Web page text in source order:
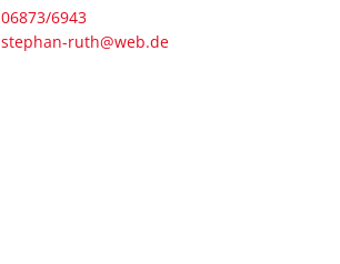
06873/6943
stephan-ruth@web.de